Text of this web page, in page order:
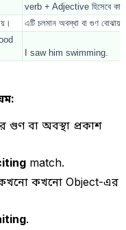
verb + Adjective হিসেবে
এটি চলমান অবস্থা বা গুণ বোঝায়।
I saw him swimming.
গুণ বা অবস্থা প্রকাশ
match.
কখনো Object-এর
.